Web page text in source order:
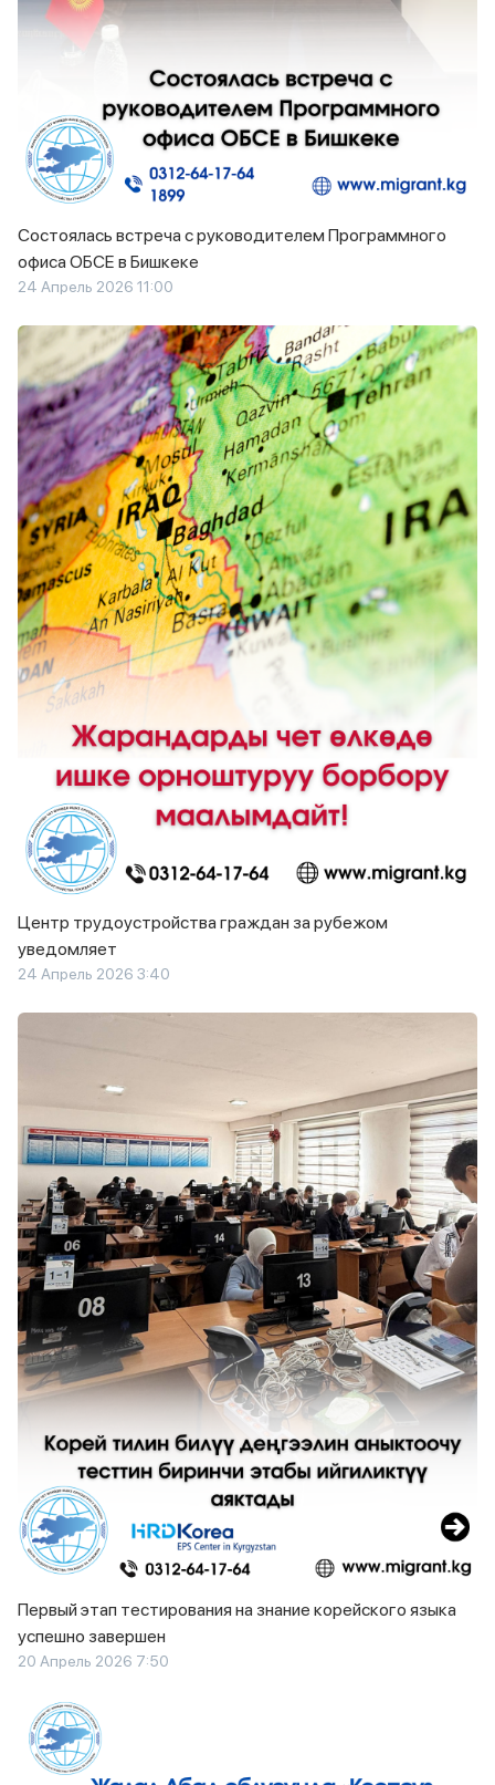
Состоялась встреча с руководителем Программного
офиса ОБСЕ в Бишкеке
24 Апрель 2026 11:00
Центр трудоустройства граждан за рубежом
уведомляет
24 Апрель 2026 3:40
Первый этап тестирования на знание корейского языка
успешно завершен
20 Апрель 2026 7:50